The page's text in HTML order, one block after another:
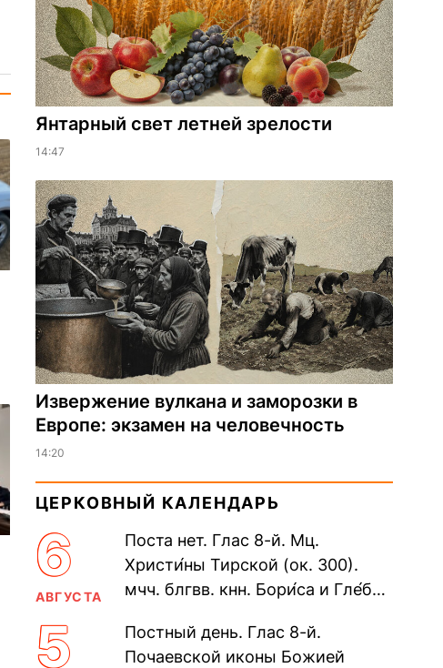
Янтарный свет летней зрелости
14:47
Извержение вулкана и заморозки в
Европе: экзамен на человечность
14:20
ЦЕРКОВНЫЙ КАЛЕНДАРЬ
6
АВГУСТА
Поста нет. Глас 8-й. Мц.
Христи́ны Тирской (ок. 300).
мчч. блгвв. кнн. Бори́са и Гле́ба,
Дави́да (1015). Прп....
5
Постный день. Глас 8-й.
Почаевской иконы Божией